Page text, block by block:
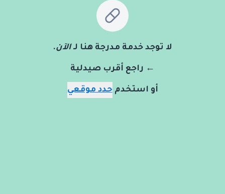
لا توجد خدمة مدرجة هنا لـ الآن.
← راجع أقرب صيدلية
أو استخدم حدد موقعي